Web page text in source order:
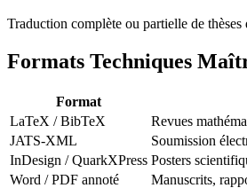
Traduction complète ou partielle de
Formats Techniques
Format
LaTeX / BibTeX
Revues
JATS-XML
Soumission
InDesign / QuarkXPress Posters
Word / PDF annoté
Manuscrits,